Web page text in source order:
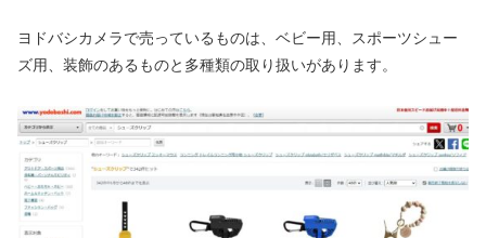
ヨドバシカメラで売っているものは、ベビー用、スポーツシュー
ズ用、装飾のあるものと多種類の取り扱いがあります。